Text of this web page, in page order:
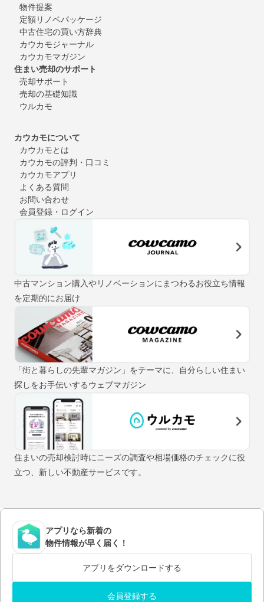
物件提案
定額リノベパッケージ
中古住宅の買い方辞典
カウカモジャーナル
カウカモマガジン
住まい売却のサポート
売却サポート
売却の基礎知識
ウルカモ
カウカモについて
カウカモとは
カウカモの評判・口コミ
カウカモアプリ
よくある質問
お問い合わせ
会員登録・ログイン
中古マンション購入やリノベーションにまつわるお役立ち情報
を定期的にお届け
「街と暮らしの先輩マガジン」をテーマに、自分らしい住まい
探しをお手伝いするウェブマガジン
住まいの売却検討時にニーズの調査や相場価格のチェックに役
立つ、新しい不動産サービスです。
アプリなら新着の
物件情報が早く届く！
アプリをダウンロードする
会員登録する